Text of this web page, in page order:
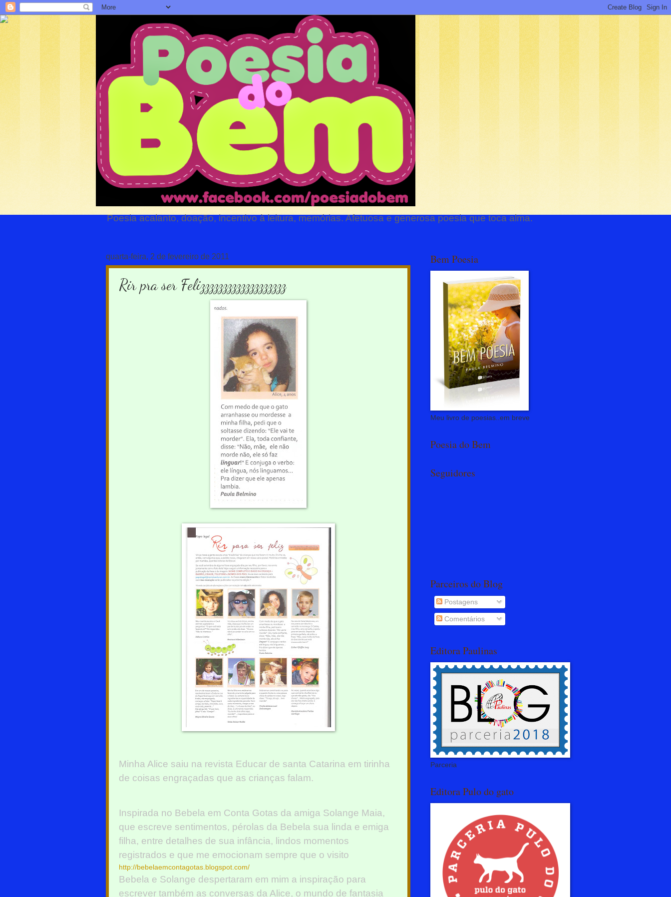
Poesia acalanto, doação, incentivo à leitura, memórias. Afetuosa e generosa poesia que toca alma.
quarta-feira, 2 de fevereiro de 2011
Rir pra ser Felizzzzzzzzzzzzzzzzzzz
Minha Alice saiu na revista Educar de santa Catarina em tirinha
de coisas engraçadas que as crianças falam.
Inspirada no Bebela em Conta Gotas da amiga Solange Maia,
que escreve sentimentos, pérolas da Bebela sua linda e emiga
filha, entre detalhes de sua infância, lindos momentos
registrados e que me emocionam sempre que o visito
http://bebelaemcontagotas.blogspot.com/
Bebela e Solange despertaram em mim a inspiração para
escrever também as conversas da Alice, o mundo de fantasia
Bem Poesia
Meu livro de poesias..em breve
Poesia do Bem
Seguidores
Parceiros do Blog
Postagens
Comentários
Editora Paulinas
Parceria
Editora Pulo do gato